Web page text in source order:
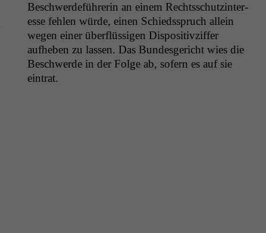
Beschw­erde­führerin an einem Rechtss­chutz­in­ter­
esse fehlen würde, einen Schiedsspruch allein
wegen ein­er über­flüs­si­gen Dis­pos­i­tivz­if­fer
aufheben zu lassen. Das Bun­des­gericht wies die
Beschw­erde in der Folge ab, sofern es auf sie
eintrat.